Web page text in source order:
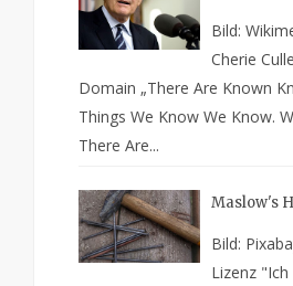
Bild:
Cherie
Domain „There Are Known
Things We Know We Know.
There Are...
Maslow's
Bild:
Lizenz